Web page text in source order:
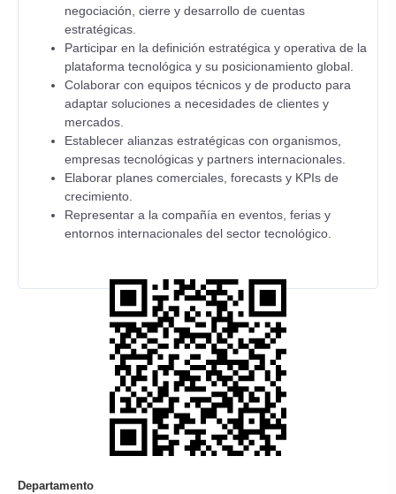
negociación, cierre y desarrollo de cuentas
estratégicas.
Participar en la definición estratégica y operativa de la
plataforma tecnológica y su posicionamiento global.
Colaborar con equipos técnicos y de producto para
adaptar soluciones a necesidades de clientes y
mercados.
Establecer alianzas estratégicas con organismos,
empresas tecnológicas y partners internacionales.
Elaborar planes comerciales, forecasts y KPIs de
crecimiento.
Representar a la compañía en eventos, ferias y
entornos internacionales del sector tecnológico.
Departamento